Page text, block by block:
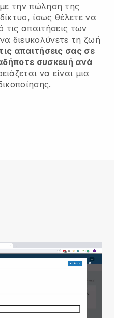
την πώληση της
ίσως θέλετε να
τις απαιτήσεις των
διευκολύνετε τη ζωή
απαιτήσεις σας σε
συσκευή ανά
να είναι μια